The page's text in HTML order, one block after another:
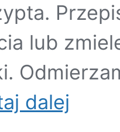
lub
dalej